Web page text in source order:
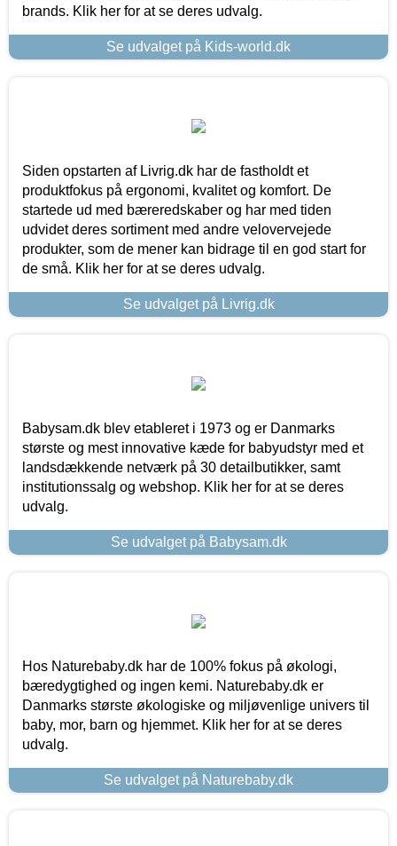
brands. Klik her for at se deres udvalg.
Se udvalget på Kids-world.dk
Siden opstarten af Livrig.dk har de fastholdt et
produktfokus på ergonomi, kvalitet og komfort. De
startede ud med bæreredskaber og har med tiden
udvidet deres sortiment med andre velovervejede
produkter, som de mener kan bidrage til en god start for
de små. Klik her for at se deres udvalg.
Se udvalget på Livrig.dk
Babysam.dk blev etableret i 1973 og er Danmarks
største og mest innovative kæde for babyudstyr med et
landsdækkende netværk på 30 detailbutikker, samt
institutionssalg og webshop. Klik her for at se deres
udvalg.
Se udvalget på Babysam.dk
Hos Naturebaby.dk har de 100% fokus på økologi,
bæredygtighed og ingen kemi. Naturebaby.dk er
Danmarks største økologiske og miljøvenlige univers til
baby, mor, barn og hjemmet. Klik her for at se deres
udvalg.
Se udvalget på Naturebaby.dk